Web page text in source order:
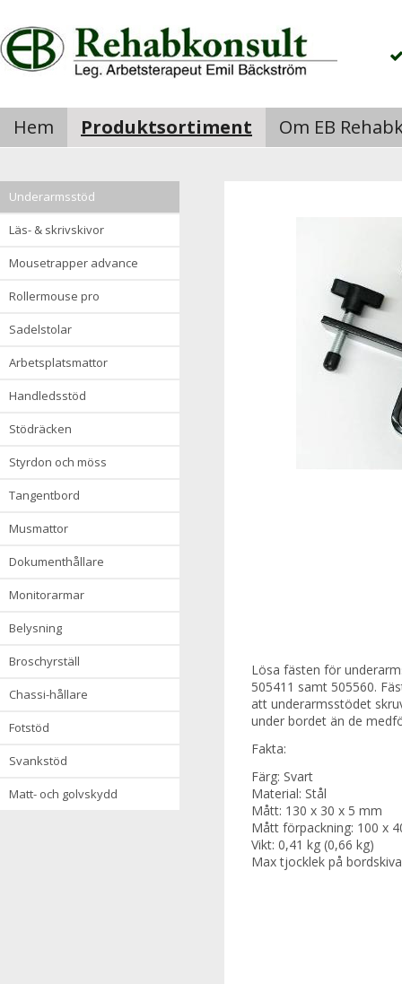
Hem Produktsortiment Om EB
underarmsstöd
läs- & skrivskivor
mousetrapper advance
rollermouse pro
sadelstolar
arbetsplatsmattor
handledsstöd
stödräcken
styrdon och möss
tangentbord
musmattor
dokumenthållare
monitorarmar
belysning
broschyrställ
chassi-hållare
fotstöd
svankstöd
matt- och golvskydd
Lösa fästen för
505411 samt 505560.
att underarmsstödet
under bordet än de
Fakta:
Färg: Svart
Material: Stål
Mått: 130 x 30 x 5 mm
Mått förpackning: 100 x
Vikt: 0,41 kg (0,66 kg)
Max tjocklek på